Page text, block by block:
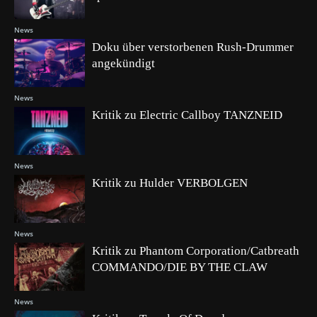
News
News
Doku über verstorbenen Rush-Drummer
angekündigt
News
Kritik zu Electric Callboy TANZNEID
News
Kritik zu Hulder VERBOLGEN
News
Kritik zu Phantom Corporation/Catbreath
COMMANDO/DIE BY THE CLAW